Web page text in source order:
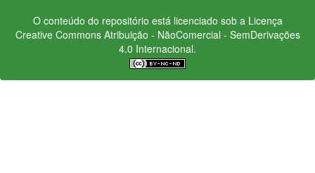
O conteúdo do repositório está licenciado sob a Licença
Creative CommonsAtribuição - NãoComercial - SemDerivações
4.0 Internacional.